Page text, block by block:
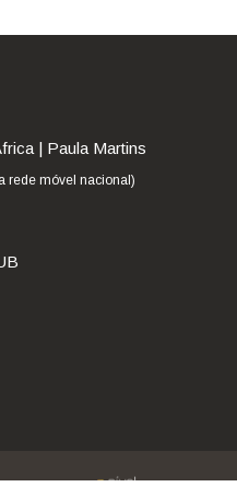
| Paula Martins
rede móvel nacional)